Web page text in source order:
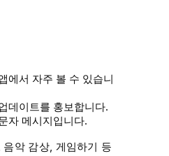
에서 자주 볼 수 있습니
데이트를 홍보합니다.
자 메시지입니다.
악 감상, 게임하기 등